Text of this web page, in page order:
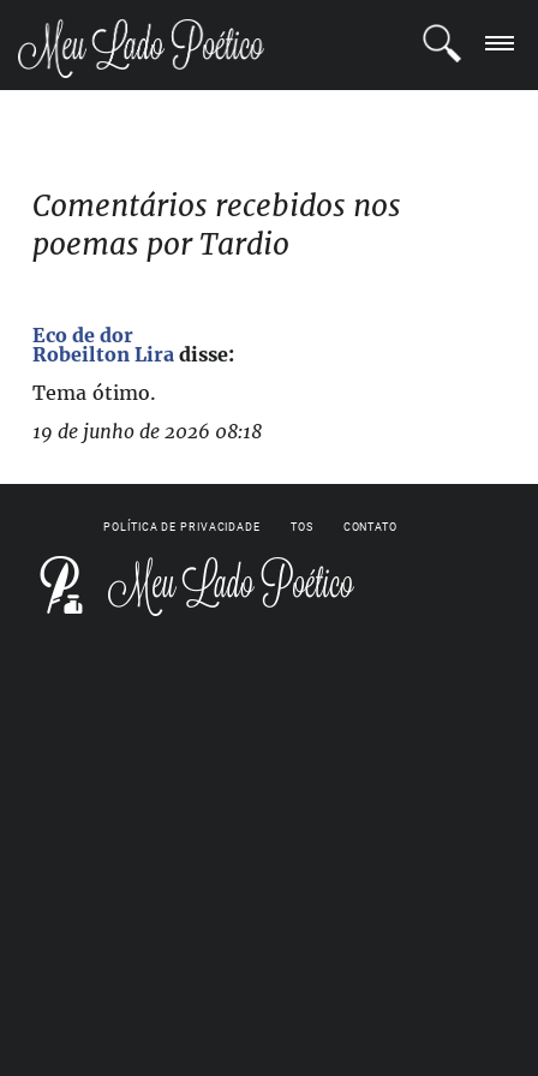
POETAS
COMUNIDADE
Comentários recebidos nos
poemas por Tardio
Eco de dor
Robeilton Lira disse:
Tema ótimo.
19 de junho de 2026 08:18
POLÍTICA DE PRIVACIDADE TOS CONTATO